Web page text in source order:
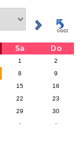
Sa
Do
1
2
8
9
15
16
22
23
29
30
- -